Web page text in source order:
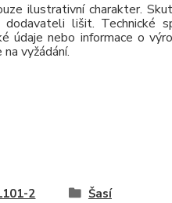
ilustrativní charakter.
lišit. Technické
údaje nebo informace o
vyžádání.
2 Šasí